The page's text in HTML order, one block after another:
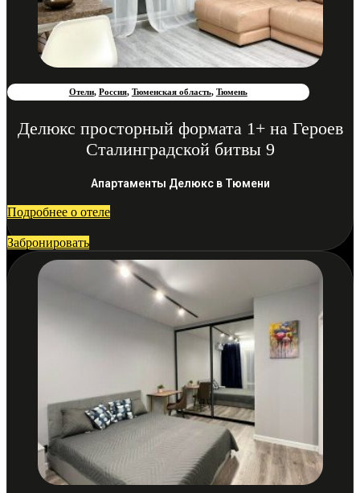
Отели, Россия, Тюменская область, Тюмень
Делюкс просторный формата 1+ на Героев
Сталинградской битвы 9
Апартаменты Делюкс в Тюмени
Подробнее о отеле
Забронировать